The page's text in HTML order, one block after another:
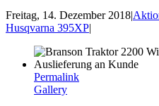
Freitag, 14. Dezember 2018|
Husqvarna 395XP|
Permalink
Gallery